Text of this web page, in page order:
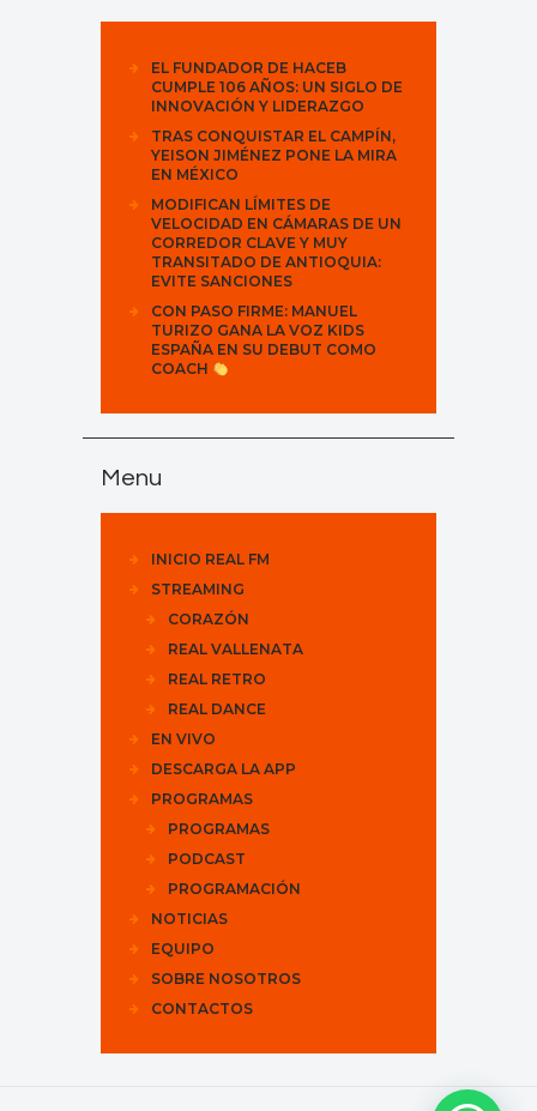
EL FUNDADOR DE HACEB
CUMPLE 106 AÑOS: UN SIGLO DE
INNOVACIÓN Y LIDERAZGO
TRAS CONQUISTAR EL CAMPÍN,
YEISON JIMÉNEZ PONE LA MIRA
EN MÉXICO
MODIFICAN LÍMITES DE
VELOCIDAD EN CÁMARAS DE UN
CORREDOR CLAVE Y MUY
TRANSITADO DE ANTIOQUIA:
EVITE SANCIONES
CON PASO FIRME: MANUEL
TURIZO GANA LA VOZ KIDS
ESPAÑA EN SU DEBUT COMO
COACH
Menu
INICIO REAL FM
STREAMING
CORAZÓN
REAL VALLENATA
REAL RETRO
REAL DANCE
EN VIVO
DESCARGA LA APP
PROGRAMAS
PROGRAMAS
PODCAST
PROGRAMACIÓN
NOTICIAS
EQUIPO
SOBRE NOSOTROS
CONTACTOS